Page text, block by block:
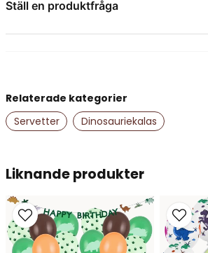
Ställ en produktfråga
name
Namn
email
Mejladress
Ja, ni får publicera min fråga
Liknande produkter
Relaterade kategorier
Servetter
Dinosauriekalas